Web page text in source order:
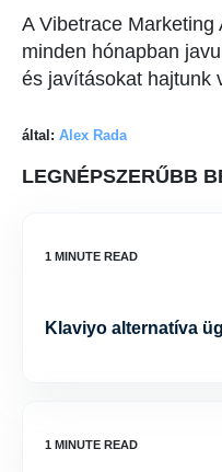
A Vibetrace
minden hónapban
és javításokat hajtunk
által: Alex Rada
LEGNÉPSZERŰBB
Klaviyo alternatíva